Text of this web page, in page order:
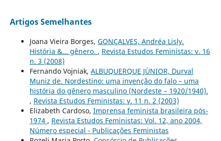
Artigos Semelhantes
Joana Vieira Borges, GONÇALVES, Andréa Lisly.
História &... gênero. , Revista Estudos Feministas: v. 16
n. 3 (2008)
Fernando Vojniak, ALBUQUERQUE JÚNIOR, Durval
Muniz de. Nordestino: uma invenção do falo – uma
história do gênero masculino (Nordeste – 1920/1940).
, Revista Estudos Feministas: v. 11 n. 2 (2003)
Elizabeth Cardoso, Imprensa feminista brasileira pós-
1974 , Revista Estudos Feministas: Vol. 12, ano 2004,
Número especial - Publicações Feministas